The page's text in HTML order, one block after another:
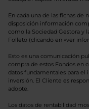
En cada una de las fichas de
disposición información
como la Sociedad Gestora y
Folleto (clicando en «ver
Esto es una comunicación
compra de estos Fondos en
datos fundamentales para el
inversión. El Cliente es
adopte.
Los datos de rentabilidad